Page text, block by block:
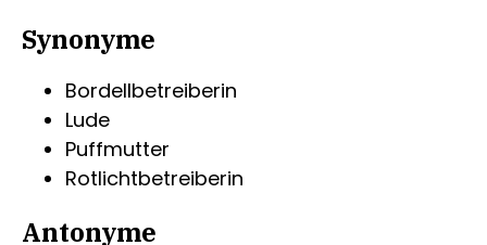
Synonyme
Bordellbetreiberin
Lude
Puffmutter
Rotlichtbetreiberin
Antonyme